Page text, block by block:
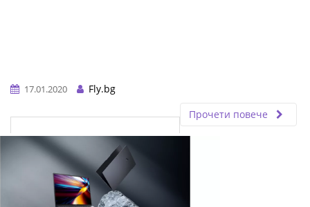
17.01.2020
Fly.bg
Прочети повече